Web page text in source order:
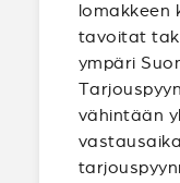
lomakkeen
tavoitat
ympäri
vähintään